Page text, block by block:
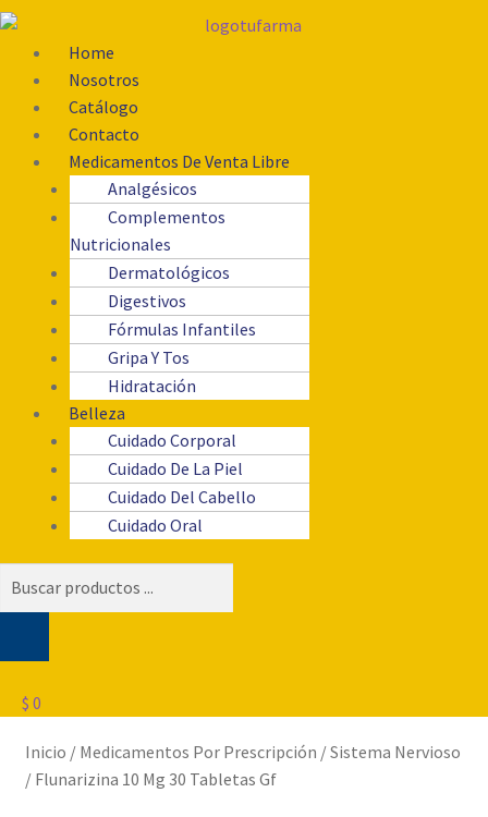
Menú
Home
Nosotros
Catálogo
Contacto
Medicamentos De Venta Libre
Analgésicos
Complementos
Nutricionales
Dermatológicos
Digestivos
Fórmulas Infantiles
Gripa Y Tos
Hidratación
Belleza
Cuidado Corporal
Cuidado De La Piel
Cuidado Del Cabello
Cuidado Oral
$ 0
Inicio / Medicamentos Por Prescripción /Sistema Nervioso
/ Flunarizina 10 Mg 30 Tabletas Gf